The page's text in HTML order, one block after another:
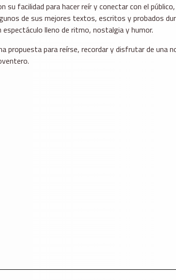
su facilidad para hacer reír y conectar con el
de sus mejores textos, escritos y probados
espectáculo lleno de ritmo, nostalgia y humor.
propuesta para reírse, recordar y disfrutar de una